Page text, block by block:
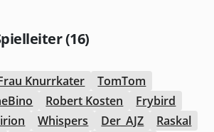
(16)
Knurrkater
TomTom
Robert Kosten
Frybird
Whispers Der_AJZ
Raskal